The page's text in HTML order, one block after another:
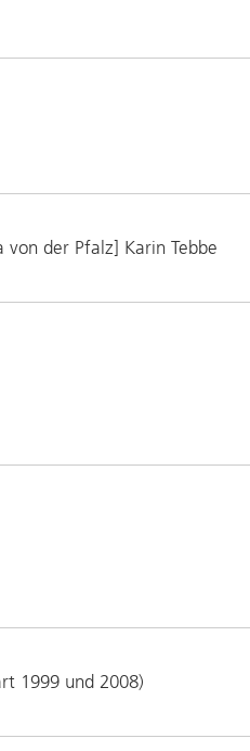
der Pfalz] Karin Tebbe
1999 und 2008)